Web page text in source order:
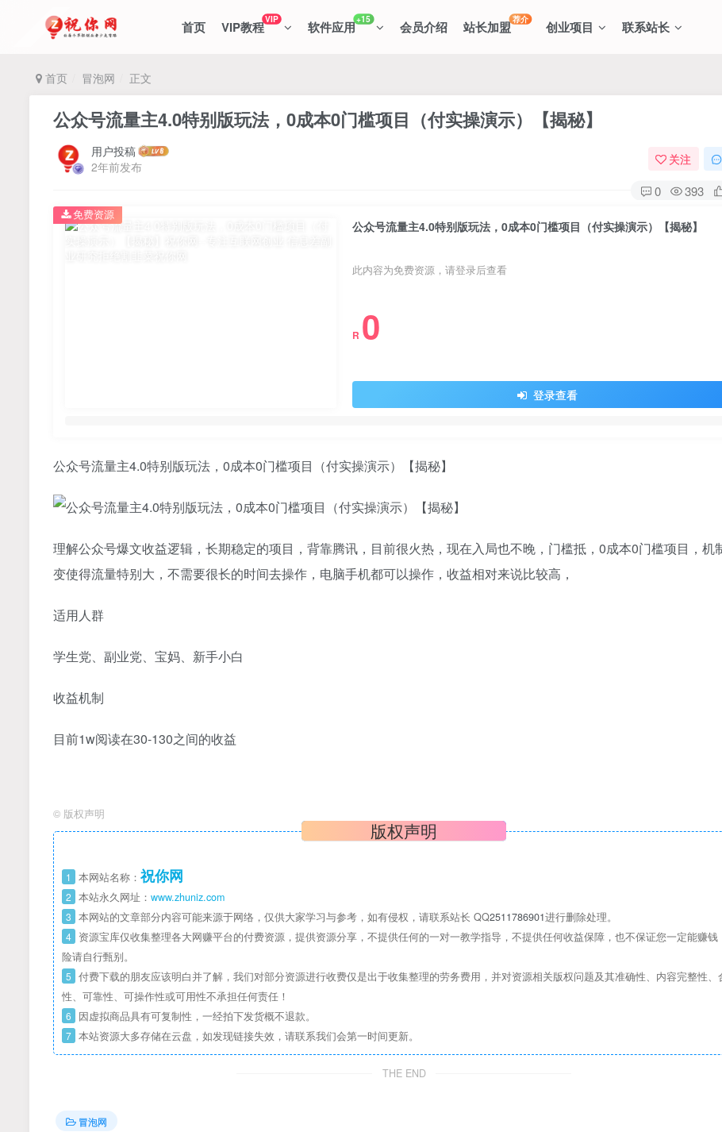
首页 VIP教程VIP 软件应用+15 会员介绍 站长加盟荐介 创业项目 联系站长
首页 冒泡网 正文
公众号流量主4.0特别版玩法，0成本0门槛项目（付实操演示）【揭秘】
用户投稿
2年前发布
关注
0 393
公众号流量主4.0特别版玩法，0成本0门槛项目（付实操演示）【揭秘】
此内容为免费资源，请登录后查看
R 0
登录查看
免费资源
公众号流量主4.0特别版玩法，0成本0门槛项目（付实操演示）【揭秘】
理解公众号爆文收益逻辑，长期稳定的项目，背靠腾讯，目前很火热，现在入局也不晚，门槛抵，0成本0门槛项目，机
变使得流量特别大，不需要很长的时间去操作，电脑手机都可以操作，收益相对来说比较高，
适用人群
学生党、副业党、宝妈、新手小白
收益机制
目前1w阅读在30-130之间的收益
© 版权声明
版权声明
1 本网站名称： 祝你网
2 本站永久网址： www.zhuniz.com
3 本网站的文章部分内容可能来源于网络，仅供大家学习与参考，如有侵权，请联系站长 QQ2511786901进行删除处理。
4 资源宝库仅收集整理各大网赚平台的付费资源，提供资源分享，不提供任何的一对一教学指导，不提供任何收益保障，也不保证您一定能赚钱
险请自行甄别。
5 付费下载的朋友应该明白并了解，我们对部分资源进行收费仅是出于收集整理的劳务费用，并对资源相关版权问题及其准确性、内容完整性、
性、可靠性、可操作性或可用性不承担任何责任！
6 因虚拟商品具有可复制性，一经拍下发货概不退款。
7 本站资源大多存储在云盘，如发现链接失效，请联系我们会第一时间更新。
THE END
冒泡网